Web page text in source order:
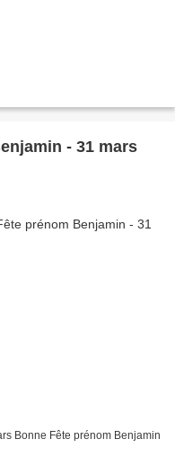
- 31 mars
Bonne Fête prénom Benjamin